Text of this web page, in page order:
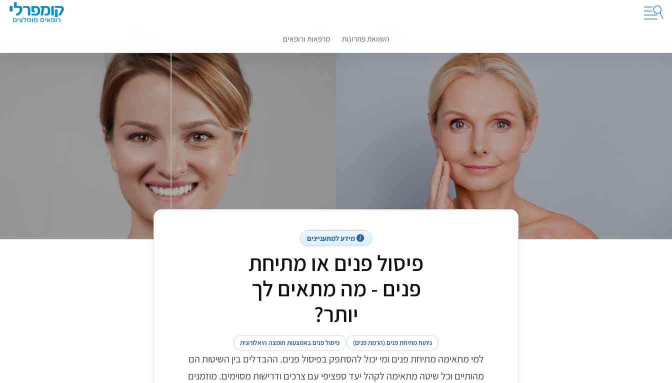
קומפרלי מסייעת לך לבחור רופאים מומלצים
השוואת פתרונות מרפאות ורופאים
מידע למתעניינים
פיסול פנים או מתיחת
פנים - מה מתאים לך
יותר?
ניתוח מתיחת פנים (הרמת פנים) פיסול פנים באמצעות חומצה היאלורונית
למי מתאימה מתיחת פנים ומי יכול להסתפק בפיסול פנים. ההבדלים בין השיטות הם
מהותיים וכל שיטה מתאימה לקהל יעד ספציפי עם צרכים ודרישות מסוימים. מוזמנים